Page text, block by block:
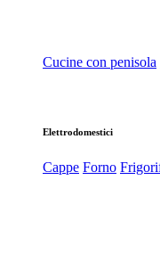
Cucine con penisola
Elettrodomestici
Cappe Forno